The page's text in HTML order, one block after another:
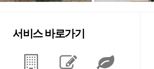
서비스 바로가기